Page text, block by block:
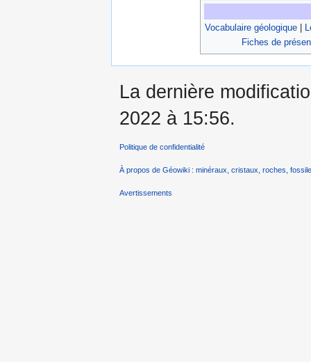
Vocabulaire géologique|
Fiches de
La dernière
2022 à 15:56.
Politique de confidentialité
À propos de Géowiki : minéraux, cristaux, roches,
Avertissements